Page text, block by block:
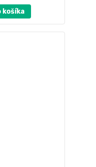
košíka